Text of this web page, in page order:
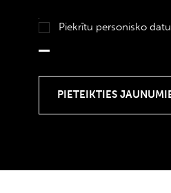
Piekrītu personisko datu